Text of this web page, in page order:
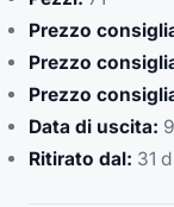
Prezzo
Prezzo
Prezzo
Data di uscita:
Ritirato dal: 31